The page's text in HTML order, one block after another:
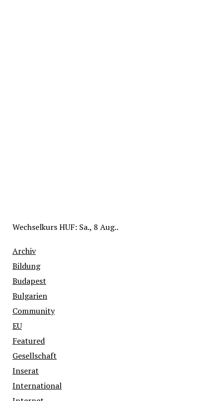
WechselkursHUF: Sa., 8 Aug..
Archiv
Bildung
Budapest
Bulgarien
Community
EU
Featured
Gesellschaft
Inserat
International